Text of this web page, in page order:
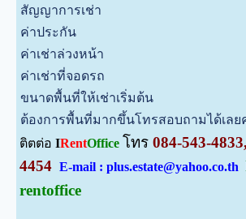
สัญญาการเช่า
ค่าประกัน
ค่าเช่าล่วงหน้า
ค่าเช่าที่จอดรถ
ขนาดพื้นที่ให้เช่าเริ่มต้น
ต้องการพื้นที่มากขึ้นโทรสอบถามได้เลย
ติตต่อ IRentOffice โทร 084-543-
4454 E-mail : plus.estate@yahoo.co.th
rentoffice